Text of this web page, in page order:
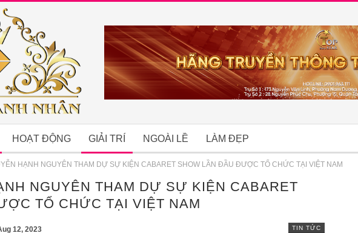
HOẠT ĐỘNG GIẢI TRÍ NGOÀI LỀ LÀM ĐẸP
HẠNH NGUYÊN THAM DỰ SỰ KIỆN CABARET SHOW LẦN ĐẦU ĐƯỢC TỔ CHỨC TẠI VIỆT NAM
NGUYÊN THAM DỰ SỰ KIỆN CABARET
TỔ CHỨC TẠI VIỆT NAM
TIN TỨC
12, 2023